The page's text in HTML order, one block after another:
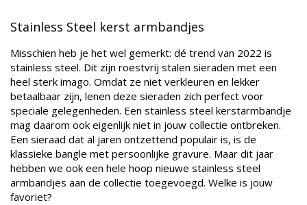
Stainless Steel kerst armbandjes
Misschien heb je het wel gemerkt: dé trend van 2022 is
stainless steel. Dit zijn roestvrij stalen sieraden met een
heel sterk imago. Omdat ze niet verkleuren en lekker
betaalbaar zijn, lenen deze sieraden zich perfect voor
speciale gelegenheden. Een stainless steel kerstarmbandje
mag daarom ook eigenlijk niet in jouw collectie ontbreken.
Een sieraad dat al jaren ontzettend populair is, is de
klassieke bangle met persoonlijke gravure. Maar dit jaar
hebben we ook een hele hoop nieuwe stainless steel
armbandjes aan de collectie toegevoegd. Welke is jouw
favoriet?